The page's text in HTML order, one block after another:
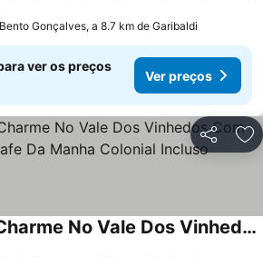
Bento Gonçalves, a 8.7 km de Garibaldi
ver os preços
Ver preços
Partilhar
Suites Celeste, Charme No Vale Dos Vinhedos Com Banheira E Cafe Da Manha Colonial Incluso